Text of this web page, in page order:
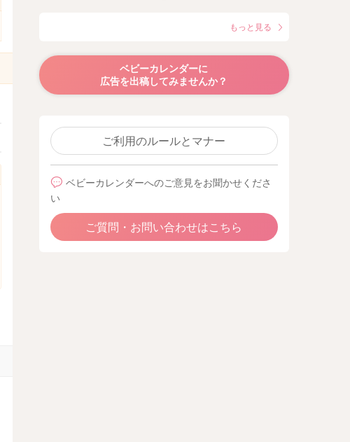
もっと見る
ベビーカレンダーに
広告を出稿してみませんか？
ご利用のルールとマナー
ベビーカレンダーへのご意見をお聞かせくださ
い
ご質問・お問い合わせはこちら